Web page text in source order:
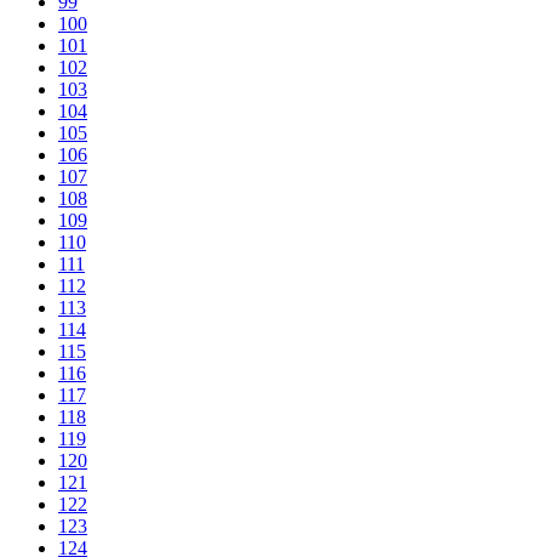
100
101
102
103
104
105
106
107
108
109
110
111
112
113
114
115
116
117
118
119
120
121
122
123
124